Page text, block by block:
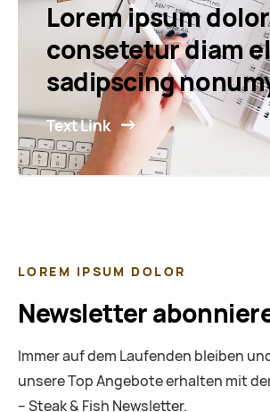
Lorem ipsum
consetetur diam
sadipscing
Text Link
LOREM IPSUM DOLOR
Newsletter
Immer auf dem Laufenden bleiben
unsere Top Angebote erhalten mit
– Steak & Fish Newsletter.